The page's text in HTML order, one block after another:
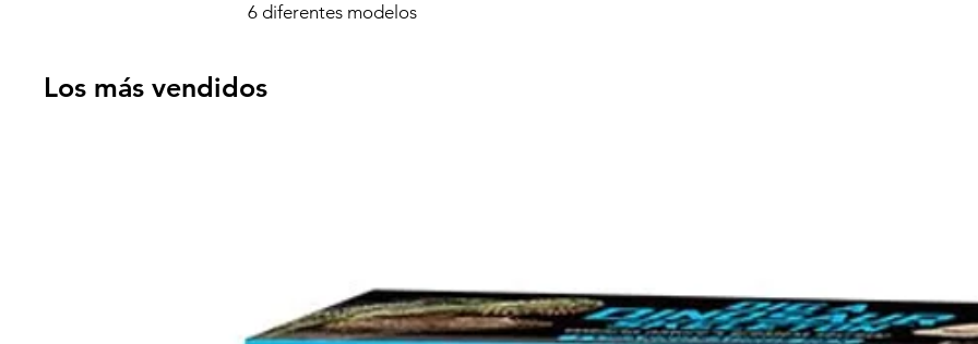
6 diferentes modelos
Los más vendidos